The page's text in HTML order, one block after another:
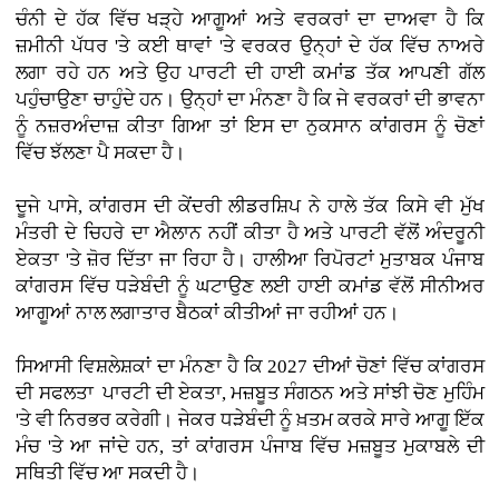
ਚੰਨੀ ਦੇ ਹੱਕ ਵਿੱਚ ਖੜ੍ਹੇ ਆਗੂਆਂ ਅਤੇ ਵਰਕਰਾਂ ਦਾ ਦਾਅਵਾ ਹੈ ਕਿ
ਜ਼ਮੀਨੀ ਪੱਧਰ 'ਤੇ ਕਈ ਥਾਵਾਂ 'ਤੇ ਵਰਕਰ ਉਨ੍ਹਾਂ ਦੇ ਹੱਕ ਵਿੱਚ ਨਾਅਰੇ
ਲਗਾ ਰਹੇ ਹਨ ਅਤੇ ਉਹ ਪਾਰਟੀ ਦੀ ਹਾਈ ਕਮਾਂਡ ਤੱਕ ਆਪਣੀ ਗੱਲ
ਪਹੁੰਚਾਉਣਾ ਚਾਹੁੰਦੇ ਹਨ। ਉਨ੍ਹਾਂ ਦਾ ਮੰਨਣਾ ਹੈ ਕਿ ਜੇ ਵਰਕਰਾਂ ਦੀ ਭਾਵਨਾ
ਨੂੰ ਨਜ਼ਰਅੰਦਾਜ਼ ਕੀਤਾ ਗਿਆ ਤਾਂ ਇਸ ਦਾ ਨੁਕਸਾਨ ਕਾਂਗਰਸ ਨੂੰ ਚੋਣਾਂ
ਵਿੱਚ ਝੱਲਣਾ ਪੈ ਸਕਦਾ ਹੈ।
ਦੂਜੇ ਪਾਸੇ, ਕਾਂਗਰਸ ਦੀ ਕੇਂਦਰੀ ਲੀਡਰਸ਼ਿਪ ਨੇ ਹਾਲੇ ਤੱਕ ਕਿਸੇ ਵੀ ਮੁੱਖ
ਮੰਤਰੀ ਦੇ ਚਿਹਰੇ ਦਾ ਐਲਾਨ ਨਹੀਂ ਕੀਤਾ ਹੈ ਅਤੇ ਪਾਰਟੀ ਵੱਲੋਂ ਅੰਦਰੂਨੀ
ਏਕਤਾ 'ਤੇ ਜ਼ੋਰ ਦਿੱਤਾ ਜਾ ਰਿਹਾ ਹੈ। ਹਾਲੀਆ ਰਿਪੋਰਟਾਂ ਮੁਤਾਬਕ ਪੰਜਾਬ
ਕਾਂਗਰਸ ਵਿੱਚ ਧੜੇਬੰਦੀ ਨੂੰ ਘਟਾਉਣ ਲਈ ਹਾਈ ਕਮਾਂਡ ਵੱਲੋਂ ਸੀਨੀਅਰ
ਆਗੂਆਂ ਨਾਲ ਲਗਾਤਾਰ ਬੈਠਕਾਂ ਕੀਤੀਆਂ ਜਾ ਰਹੀਆਂ ਹਨ।
ਸਿਆਸੀ ਵਿਸ਼ਲੇਸ਼ਕਾਂ ਦਾ ਮੰਨਣਾ ਹੈ ਕਿ 2027 ਦੀਆਂ ਚੋਣਾਂ ਵਿੱਚ ਕਾਂਗਰਸ
ਦੀ ਸਫਲਤਾ ਪਾਰਟੀ ਦੀ ਏਕਤਾ, ਮਜ਼ਬੂਤ ਸੰਗਠਨ ਅਤੇ ਸਾਂਝੀ ਚੋਣ ਮੁਹਿੰਮ
'ਤੇ ਵੀ ਨਿਰਭਰ ਕਰੇਗੀ। ਜੇਕਰ ਧੜੇਬੰਦੀ ਨੂੰ ਖ਼ਤਮ ਕਰਕੇ ਸਾਰੇ ਆਗੂ ਇੱਕ
ਮੰਚ 'ਤੇ ਆ ਜਾਂਦੇ ਹਨ, ਤਾਂ ਕਾਂਗਰਸ ਪੰਜਾਬ ਵਿੱਚ ਮਜ਼ਬੂਤ ਮੁਕਾਬਲੇ ਦੀ
ਸਥਿਤੀ ਵਿੱਚ ਆ ਸਕਦੀ ਹੈ।